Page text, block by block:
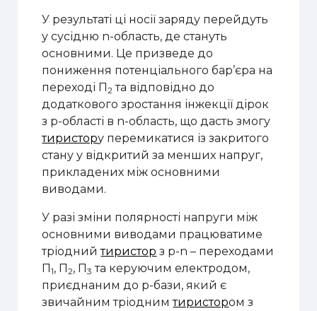
У результаті ці носії заряду перейдуть
у сусідню n-область, де стануть
основними. Це призведе до
пониження потенціального бар’єра на
переході П2 та відповідно до
додаткового зростання інжекції дірок
з p-області в n-область, що дасть змогу
тиристору перемикатися із закритого
стану у відкритий за менших напруг,
прикладених між основними
виводами.
У разі зміни полярності напруги між
основними виводами працюватиме
тріоднийтиристор з p-n – переходами
П1, П2, П3 та керуючим електродом,
приєднаним до p-бази, який є
звичайним тріоднимтиристором з